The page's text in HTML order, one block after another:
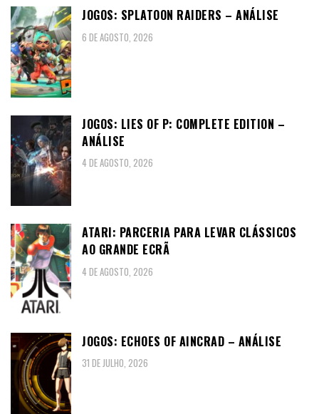
JOGOS: SPLATOON RAIDERS – ANÁLISE
6 DE AGOSTO, 2026
JOGOS: LIES OF P: COMPLETE EDITION –
ANÁLISE
4 DE AGOSTO, 2026
ATARI: PARCERIA PARA LEVAR CLÁSSICOS
AO GRANDE ECRÃ
4 DE AGOSTO, 2026
JOGOS: ECHOES OF AINCRAD – ANÁLISE
31 DE JULHO, 2026